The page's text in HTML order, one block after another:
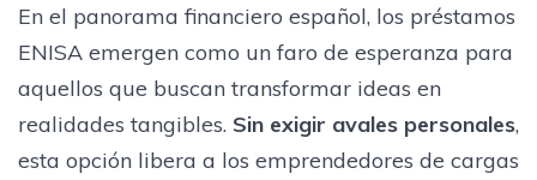
En el panorama financiero español, los préstamos
ENISA emergen como un faro de esperanza para
aquellos que buscan transformar ideas en
realidades tangibles. Sin exigir avales personales,
esta opción libera a los emprendedores de cargas